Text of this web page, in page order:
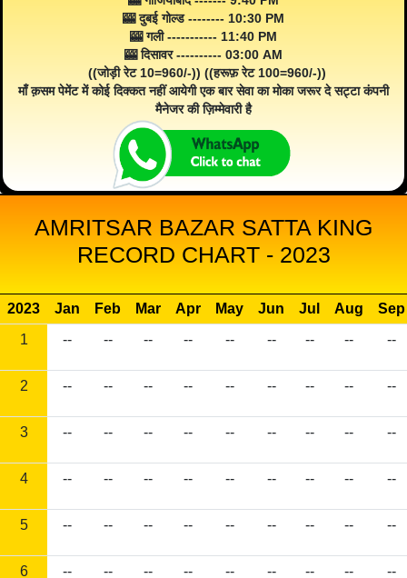
🎰 दुबई गोल्ड -------- 10:30 PM
🎰 गली ----------- 11:40 PM
🎰 दिसावर ---------- 03:00 AM
((जोड़ी रेट 10=960/-)) ((हरूफ़ रेट 100=960/-))
माँ क़सम पेमेंट में कोई दिक्कत नहीं आयेगी एक बार सेवा का मोका जरूर दे सट्टा कंपनी
मैनेजर की ज़िम्मेवारी है
AMRITSAR BAZAR SATTA KING
RECORD CHART - 2023
2023 Jan Feb Mar Apr May Jun Jul Aug
Sep
1
-- -- -- -- -- -- -- -- --
2 -- -- -- -- -- -- -- -- --
3 -- -- -- -- -- -- -- -- --
4 -- -- -- -- -- -- -- -- --
5 -- -- -- -- -- -- -- -- --
6 -- -- -- -- -- -- -- -- --